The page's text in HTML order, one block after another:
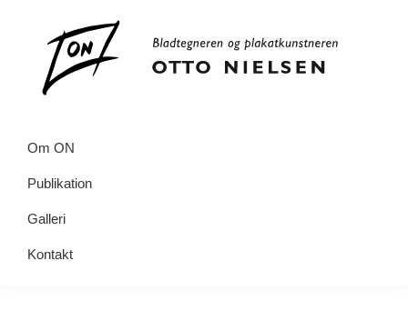
direkte
primær
indhold
Otto
Nielsen
Om ON
Publikation
Galleri
Kontakt